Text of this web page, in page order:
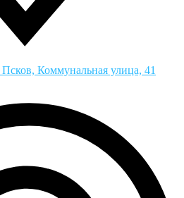
Псков, Коммунальная улица, 41